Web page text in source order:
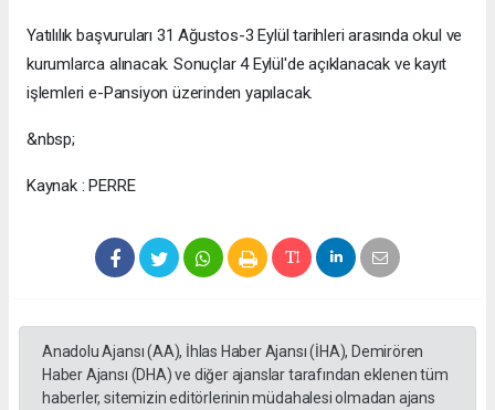
Yatılılık başvuruları 31 Ağustos-3 Eylül tarihleri arasında okul ve
kurumlarca alınacak. Sonuçlar 4 Eylül'de açıklanacak ve kayıt
işlemleri e-Pansiyon üzerinden yapılacak.
&nbsp;
Kaynak : PERRE
Anadolu Ajansı (AA), İhlas Haber Ajansı (İHA), Demirören
Haber Ajansı (DHA) ve diğer ajanslar tarafından eklenen tüm
haberler, sitemizin editörlerinin müdahalesi olmadan ajans